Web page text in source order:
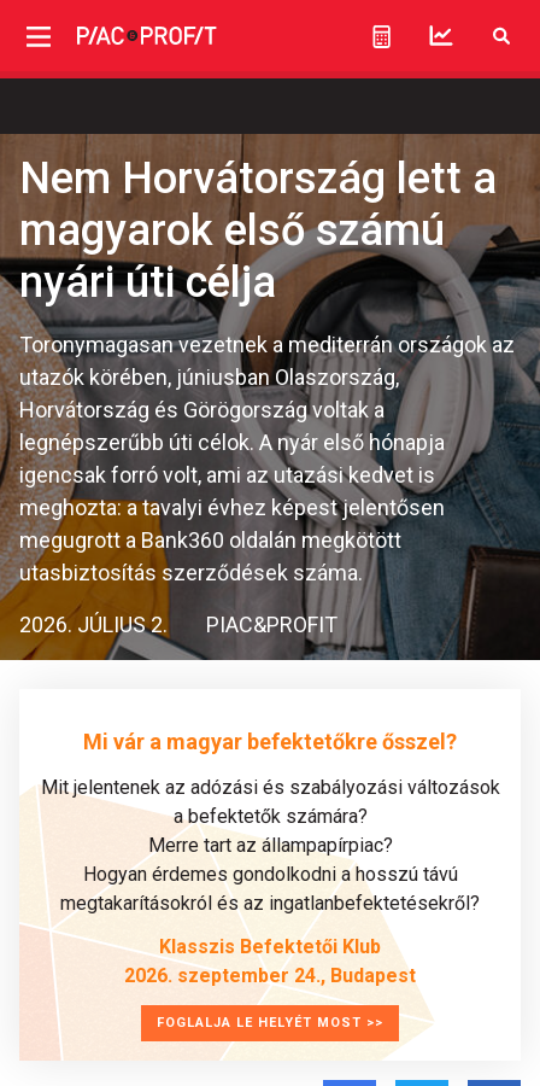
Nem Horvátország lett a
magyarok első számú
nyári úti célja
Toronymagasan vezetnek a mediterrán országok az
utazók körében, júniusban Olaszország,
Horvátország és Görögország voltak a
legnépszerűbb úti célok. A nyár első hónapja
igencsak forró volt, ami az utazási kedvet is
meghozta: a tavalyi évhez képest jelentősen
megugrott a Bank360 oldalán megkötött
utasbiztosítás szerződések száma.
2026. JÚLIUS 2. PIAC&PROFIT
Mi vár a magyar befektetőkre ősszel?
Mit jelentenek az adózási és szabályozási változások
a befektetők számára?
Merre tart az állampapírpiac?
Hogyan érdemes gondolkodni a hosszú távú
megtakarításokról és az ingatlanbefektetésekről?
Klasszis Befektetői Klub
2026. szeptember 24., Budapest
FOGLALJA LE HELYÉT MOST >>